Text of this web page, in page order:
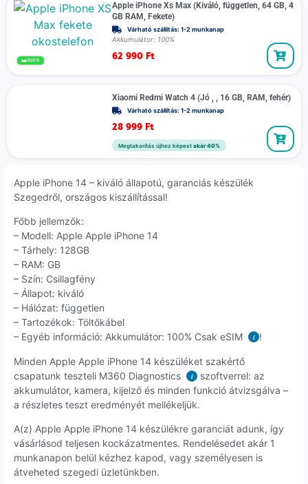
100%
Apple iPhone Xs Max (Kiváló, független, 64 GB, 4
GB RAM, Fekete)
Várható szállítás: 1-2 munkanap
Akkumulátor: 100%
62 990 Ft
Xiaomi Redmi Watch 4 (Jó , , 16 GB, RAM, fehér)
Várható szállítás: 1-2 munkanap
28 999 Ft
Megtakarítás újhoz képest akár 40%
Apple iPhone 14 – kiváló állapotú, garanciás készülék
Szegedről, országos kiszállítással!
Főbb jellemzők:
– Modell: Apple Apple iPhone 14
– Tárhely: 128GB
– RAM: GB
– Szín: Csillagfény
– Állapot: kiváló
– Hálózat: független
– Tartozékok: Töltőkábel
– Egyéb információ: Akkumulátor: 100% Csak eSIM
i !
Minden Apple Apple iPhone 14 készüléket szakértő
csapatunk teszteli M360 Diagnostics
i
szoftverrel: az
akkumulátor, kamera, kijelző és minden funkció átvizsgálva –
a részletes teszt eredményét mellékeljük.
A(z) Apple Apple iPhone 14 készülékre garanciát adunk, így
vásárlásod teljesen kockázatmentes. Rendelésedet akár 1
munkanapon belül kézhez kapod, vagy személyesen is
átveheted szegedi üzletünkben.